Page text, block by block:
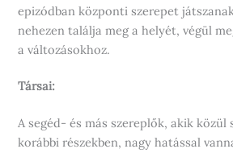
epizódban központi szerepet
nehezen találja meg a helyét, végül
a változásokhoz.
Társai:
A segéd- és más szereplők, akik közül
korábbi részekben, nagy hatással